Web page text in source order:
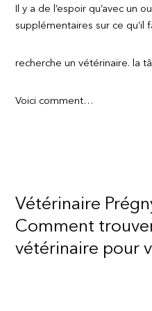
Il y a de l’espoir qu’avec un
supplémentaires sur ce qu’il
recherche un vétérinaire. la
Voici comment…
Vétérinaire
Comment
vétérinaire pour